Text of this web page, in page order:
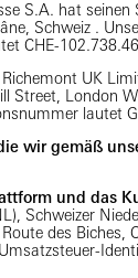
S.A. hat seinen
Schweiz .
CHE-
UK
Street, London
lautet
wir gemäß
und das
Schweizer
des Biches,